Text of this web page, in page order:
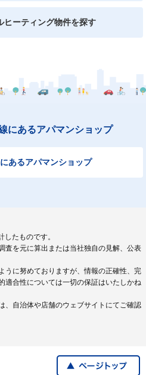
ヒーティング物件を探す
にあるアパマンショップ
あるアパマンショップ
たものです。
査を元に算出または当社独自の見解、公表
うに努めておりますが、情報の正確性、完
適合性については一切の保証はいたしかね
、自治体や店舗のウェブサイトにてご確認